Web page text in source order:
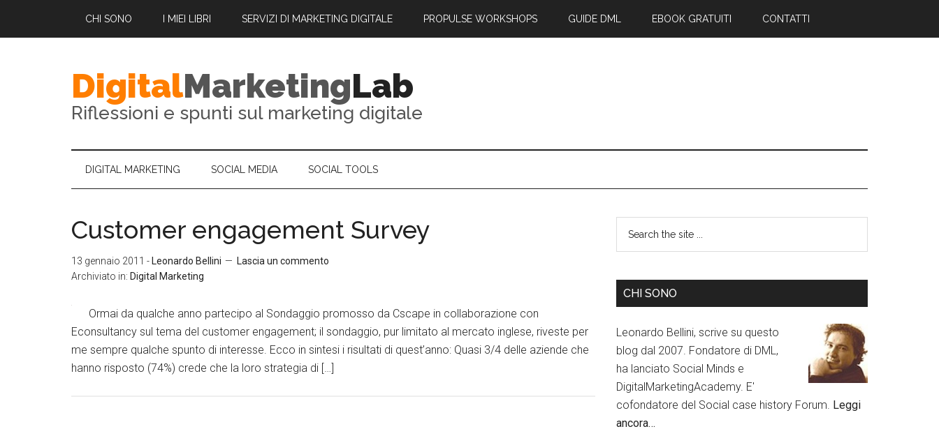
CHI SONO I MIEI LIBRI SERVIZI DI MARKETING DIGITALE PROPULSE WORKSHOPS GUIDE DML EBOOK GRATUITI CONTATTI
DigitalMarketingLab
Riflessioni e spunti sul marketing digitale
DIGITAL MARKETING SOCIAL MEDIA SOCIAL TOOLS
Customer engagement Survey
13 gennaio 2011 - Leonardo Bellini
Lascia un commento
Archiviato in: Digital Marketing
Ormai da qualche anno partecipo al Sondaggio promosso da Cscape in collaborazione con
Econsultancy sul tema del customer engagement; il sondaggio, pur limitato al mercato inglese, riveste per
me sempre qualche spunto di interesse. Ecco in sintesi i risultati di quest’anno: Quasi 3/4 delle aziende che
hanno risposto (74%) crede che la loro strategia di […]
CHI SONO
Leonardo Bellini, scrive su questo
blog dal 2007. Fondatore di DML,
ha lanciato Social Minds e
DigitalMarketingAcademy. E'
cofondatore del Social case history Forum. Leggi
ancora…